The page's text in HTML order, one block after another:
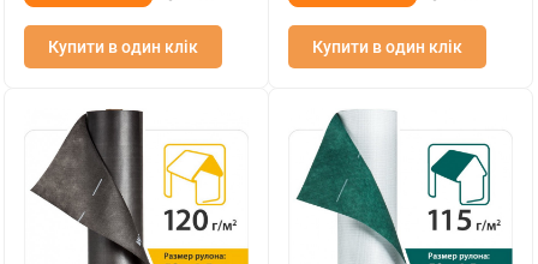
Купити в один клік Купити в один клік